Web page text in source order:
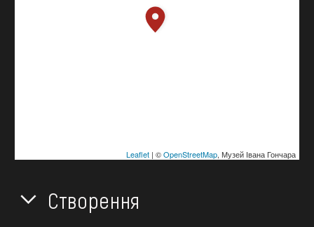
Leaflet| ©OpenStreetMap, Музей Івана Гончара
Створення